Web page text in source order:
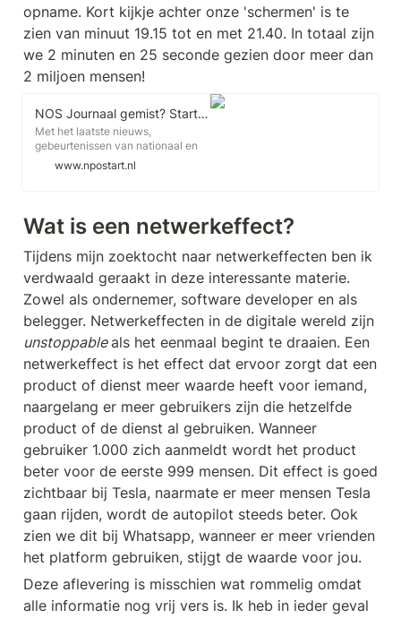
opname. Kort kijkje achter onze 'schermen' is te
zien van minuut 19.15 tot en met 21.40. In totaal zijn
we 2 minuten en 25 seconde gezien door meer dan
2 miljoen mensen!
NOS Journaal gemist? Start met kijken op NPO Start
Met het laatste nieuws,
gebeurtenissen van nationaal en
internationaal belang en de
weersverwachting. En op NPO
www.npostart.nl
Wat is een netwerkeffect?
Tijdens mijn zoektocht naar netwerkeffecten ben ik
verdwaald geraakt in deze interessante materie.
Zowel als ondernemer, software developer en als
unstoppable als het eenmaal begint te draaien. Een
netwerkeffect is het effect dat ervoor zorgt dat een
product of dienst meer waarde heeft voor iemand,
naargelang er meer gebruikers zijn die hetzelfde
product of de dienst al gebruiken. Wanneer
gebruiker 1.000 zich aanmeldt wordt het product
beter voor de eerste 999 mensen. Dit effect is goed
zichtbaar bij Tesla, naarmate er meer mensen Tesla
gaan rijden, wordt de autopilot steeds beter. Ook
zien we dit bij Whatsapp, wanneer er meer vrienden
het platform gebruiken, stijgt de waarde voor jou.
Deze aflevering is misschien wat rommelig omdat
alle informatie nog vrij vers is. Ik heb in ieder geval